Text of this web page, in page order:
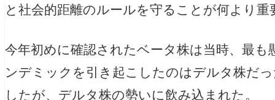
と社会的距離のルールを守ることが何より
今年初めに確認されたベータ株は当時、最
ンデミックを引き起こしたのはデルタ株だ
したが、デルタ株の勢いに飲み込まれた。